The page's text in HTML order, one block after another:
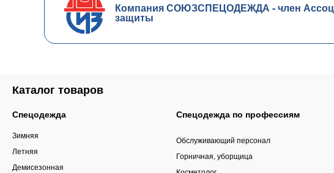
Компания СОЮЗСПЕЦОДЕЖДА - член
защиты
Каталог товаров
Спецодежда
Зимняя
Летняя
Демисезонная
Спецодежда по профессиям
Обслуживающий персонал
Горничная, уборщица